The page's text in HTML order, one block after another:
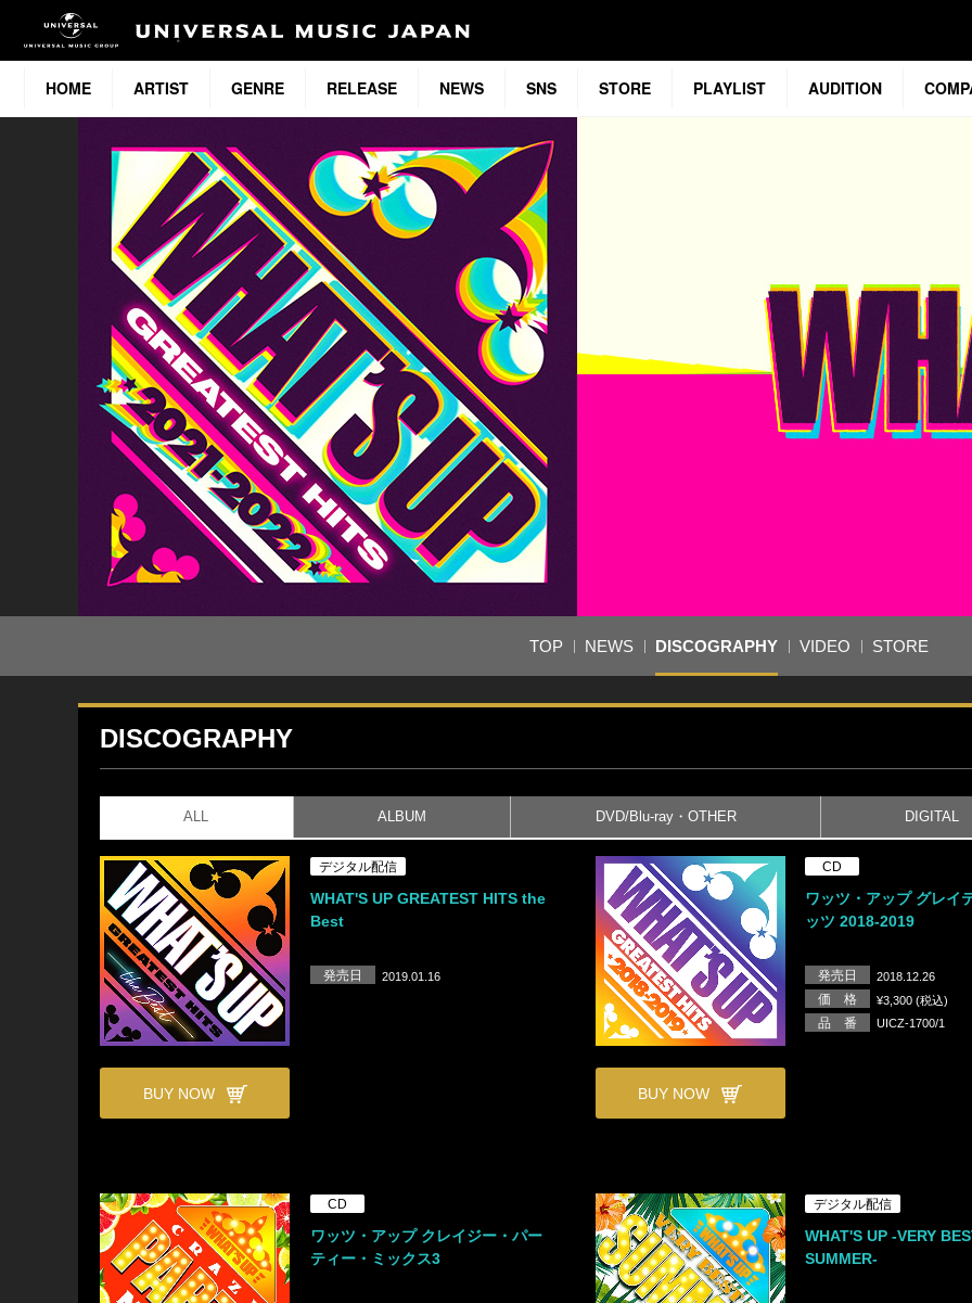
HOME ARTIST GENRE RELEASE NEWS SNS STORE PLAYLIST AUDITION
TOP NEWS DISCOGRAPHY VIDEO STORE
DISCOGRAPHY
ALL ALBUM DVD/Blu-ray・OTHER DIGITAL
BUY NOW
デジタル配信
WHAT'S UP GREATEST HITS the
Best
発売日 2019.01.16
BUY NOW
CD
ワッツ・アップ グレイ
ッツ 2018-2019
発売日 2018.12.26
価 格 ¥3,300 (税込)
品 番 UICZ-1700/1
CD
ワッツ・アップ クレイジー・パー
ティー・ミックス3
デジタル配信
WHAT'S UP -VERY
SUMMER-